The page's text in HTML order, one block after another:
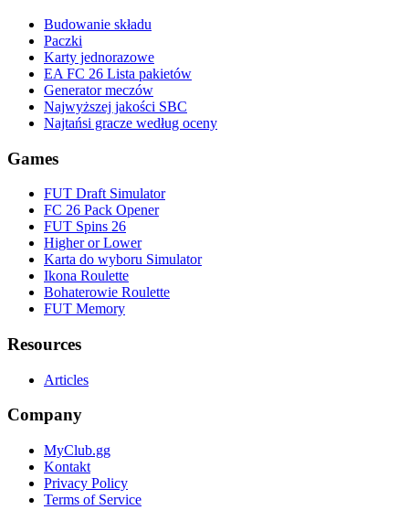
Budowanie składu
Paczki
Karty jednorazowe
EA FC 26 Lista pakietów
Generator meczów
Najwyższej jakości SBC
Najtańsi gracze według oceny
Games
FUT Draft Simulator
FC 26 Pack Opener
FUT Spins 26
Higher or Lower
Karta do wyboru Simulator
Ikona Roulette
Bohaterowie Roulette
FUT Memory
Resources
Articles
Company
MyClub.gg
Kontakt
Privacy Policy
Terms of Service